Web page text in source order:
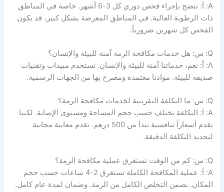
A: أ: ننصح بإجراء فحص دوري كل 3-6 أشهر. خاصة في المناطق
ذات الرطوبة العالية. في المناطق المعرضة بشكل كبير، قد يكون
الفحص كل شهرين ضرورياً.
Q: س: هل خدمات مكافحة الرمة آمنة للبيئة والإنسان؟
A: أ: نعم، خدماتنا آمنة للبيئة والإنسان. نستخدم مبيدات وتقنيات
صديقة للبيئة. موادنا معتمدة ومصرح بها من الجهات الرسمية.
Q: س: ما التكلفة التقريبية لخدمات مكافحة الرمة؟
A: أ: التكلفة تختلف حسب حجم المساحة ومستوى الإصابة. لكننا
نقدم أسعاراً تنافسية تبدأ من 500 درهم. نقدم معاينة مجانية
لتحديد التكلفة الدقيقة.
Q: س: كم من الوقت تستغرق عملية مكافحة الرمة؟
A: أ: عملية المكافحة الكاملة تستغرق 2-4 ساعات حسب حجم
المكان. نضمن التخلص الكامل من الرمة. وضمان لمدة عام كامل.